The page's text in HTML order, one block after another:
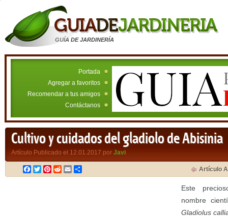
GUÍA DE JARDINERÍA
Portada
Agregar a favoritos
Recomendar a tus amigos
Contáctanos
Cultivo y cuidados del gladiolo de Abisinia
Artículo Publicado el 12.01.2017 por Javi
Facebook
TwitterPinterest
RedditEmail Artículo
Este
nombre
Gladiolus